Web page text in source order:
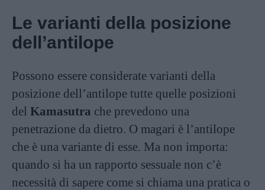
Le varianti della posizione
dell’antilope
Possono essere considerate varianti della
posizione dell’antilope tutte quelle posizioni
del Kamasutra che prevedono una
penetrazione da dietro. O magari è l’antilope
che è una variante di esse. Ma non importa:
quando si ha un rapporto sessuale non c’è
necessità di sapere come si chiama una pratica o